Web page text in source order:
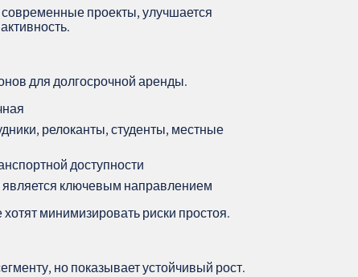
проекты, улучшается
для долгосрочной аренды.
релоканты, студенты, местные
доступности
является ключевым направлением
минимизировать риски простоя.
но показывает устойчивый рост.